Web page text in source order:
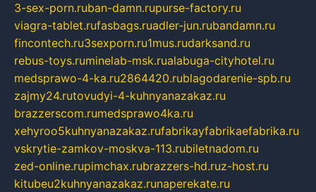
3-sex-porn.ruban-damn.rupurse-factory.ru
viagra-tablet.rufasbags.ruadler-jun.rubandamn.ru
fincontech.ru3sexporn.ru1mus.rudarksand.ru
rebus-toys.ruminelab-msk.rualabuga-cityhotel.ru
medsprawo-4-ka.ru2864420.rublagodarenie-spb.ru
zajmy24.rutovudyi-4-kuhnyanazakaz.ru
brazzerscom.rumedsprawo4ka.ru
xehyroo5kuhnyanazakaz.rufabrikayfabrikaefabrika.ru
vskrytie-zamkov-moskva-113.rubiletnadom.ru
zed-online.rupimchax.rubrazzers-hd.ruz-host.ru
kitubeu2kuhnyanazakaz.runaperekate.ru